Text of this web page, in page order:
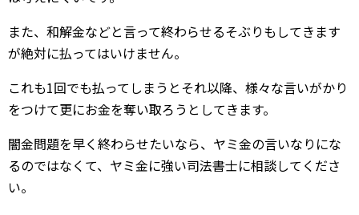
また、和解金などと言って終わらせるそぶりもしてきます
が絶対に払ってはいけません。
これも1回でも払ってしまうとそれ以降、様々な言いがかり
をつけて更にお金を奪い取ろうとしてきます。
闇金問題を早く終わらせたいなら、ヤミ金の言いなりにな
るのではなくて、ヤミ金に強い司法書士に相談してくださ
い。